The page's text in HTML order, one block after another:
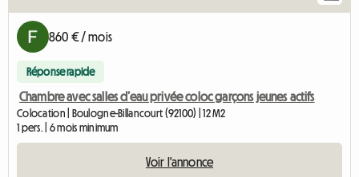
860 € / mois
Réponse rapide
Chambre avec salles d’eau privée coloc garçons jeunes actifs
Colocation | Boulogne-Billancourt (92100) | 12 M2
1 pers. | 6 mois minimum
Voir l'annonce